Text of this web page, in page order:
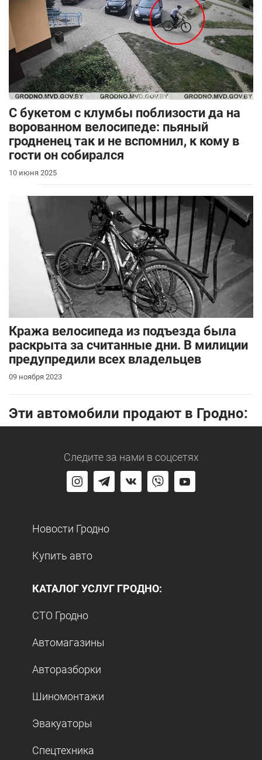
С букетом с клумбы поблизости да на
ворованном велосипеде: пьяный
гродненец так и не вспомнил, к кому в
гости он собирался
10 июня 2025
Кража велосипеда из подъезда была
раскрыта за считанные дни. В милиции
предупредили всех владельцев
09 ноября 2023
Эти автомобили продают в Гродно:
Следите за нами в соцсетях
Новости Гродно
Купить авто
КАТАЛОГ УСЛУГ ГРОДНО:
СТО Гродно
Автомагазины
Авторазборки
Шиномонтажи
Эвакуаторы
Спецтехника